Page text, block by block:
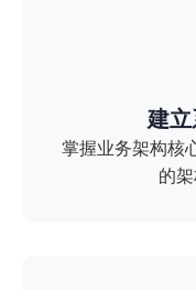
建
掌握业务架构核
的